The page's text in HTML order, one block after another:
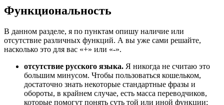
Функциональность
В данном разделе, я по пунктам опишу наличие или
отсутствие различных функций. А вы уже сами решайте,
насколько это для вас «+» или «-».
отсутствие русского языка. Я никогда не считаю это
большим минусом. Чтобы пользоваться кошельком,
достаточно знать некоторые стандартные фразы и
обороты, в крайнем случае, есть масса переводчиков,
которые помогут понять суть той или иной функции;